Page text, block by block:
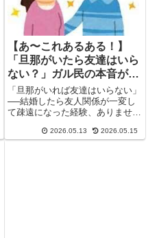
【あ〜これあるある！】
「旦那がいたら友達はいら
ない？」ガル民の本音が割
れた｜「夫が最高の親友」
派 vs「女同士の楽しさは
別格」派
「旦那がいれば友達はいらない」
──結婚したら友人関係が一変し
て疎遠になった経験、ありません
2026.05.13 2026.05.15